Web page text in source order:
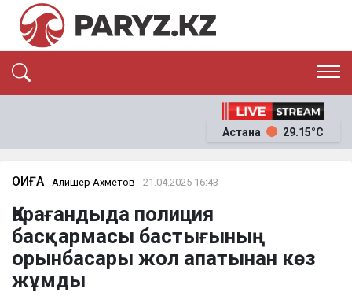
ЭКОНОМИКА
ОҚИҒА
News
Астана 29.15°C
ОҚИҒА Алишер Ахметов 21.04.2025 16:43
Қарағандыда полиция
басқармасы бастығының
орынбасары жол апатынан көз
жұмды